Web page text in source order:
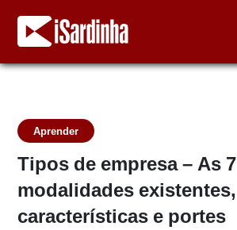
Aprender
Tipos de empresa – As 7
modalidades existentes,
características e portes